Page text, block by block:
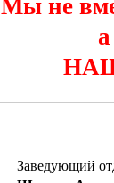
Мы не
Заведующий